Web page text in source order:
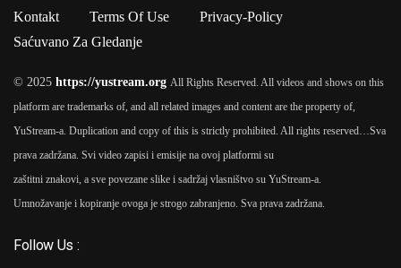
Kontakt Terms Of Use
Privacy-Policy
Saćuvano Za Gledanje
© 2025 https://yustream.org All Rights Reserved. All videos and shows on this
platform are trademarks of, and all related images and content are the property of,
YuStream-a. Duplication and copy of this is strictly prohibited. All rights reserved…Sva
prava zadržana. Svi video zapisi i emisije na ovoj platformi su
zaštitni znakovi, a sve povezane slike i sadržaj vlasništvo su YuStream-a.
Umnožavanje i kopiranje ovoga je strogo zabranjeno. Sva prava zadržana.
Follow Us :